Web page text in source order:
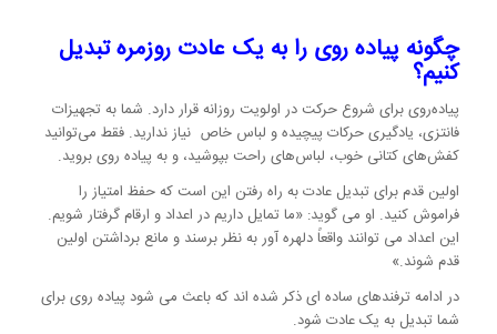
چگونه پیاده روی را به یک عادت روزمره تبدیل
کنیم؟
پیاده‌روی برای شروع حرکت در اولویت روزانه قرار دارد. شما به تجهیزات
فانتزی، یادگیری حرکات پیچیده و لباس خاص نیاز ندارید. فقط می‌توانید
کفش‌های کتانی خوب، لباس‌های راحت بپوشید، و به پیاده روی بروید.
اولین قدم برای تبدیل عادت به راه رفتن این است که حفظ امتیاز را
فراموش کنید. او می گوید: «ما تمایل داریم در اعداد و ارقام گرفتار شویم.
این اعداد می توانند واقعاً دلهره آور به نظر برسند و مانع برداشتن اولین
قدم شوند.»
در ادامه ترفندهای ساده ای ذکر شده اند که باعث می شود پیاده روی برای
شما تبدیل به یک عادت شود.